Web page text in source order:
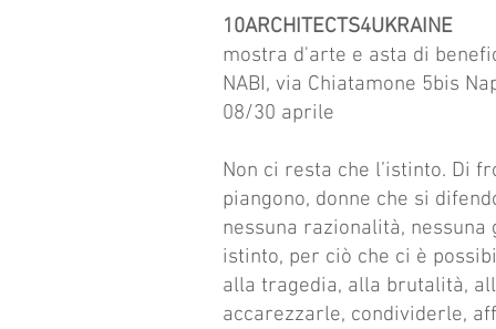
10ARCHITECTS4UKRAINE
mostra d'arte e asta di
NABI, via Chiatamone 5bis
08/30 aprile
Non ci resta che l’istinto. Di
piangono, donne che si
nessuna razionalità,
istinto, per ciò che ci è
alla tragedia, alla brutalità,
accarezzarle, condividerle,